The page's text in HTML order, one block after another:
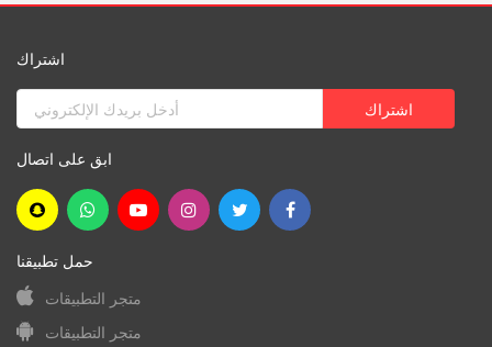
اشتراك
ابق على اتصال
حمل تطبيقنا
متجر التطبيقات
متجر التطبيقات